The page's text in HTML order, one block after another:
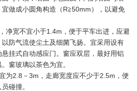
做成小圆角构造（R≧50mm），以避免
净宽不宜小于1.4m，便于平车出进，应避
防气流使尘土及细菌飞扬。宜采用设有
挂式自动感应门。窗应双层，最好用铝
窗玻璃以茶色为宜。
为2.8－3m，走廊宽度应不少于2.5m，便
碰撞。